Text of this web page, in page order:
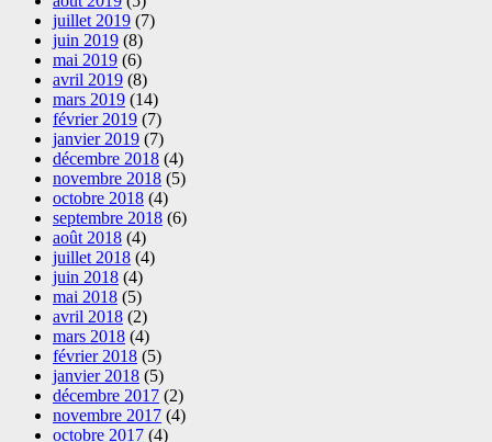
juillet 2019 (7)
juin 2019 (8)
mai 2019 (6)
avril 2019 (8)
mars 2019 (14)
février 2019 (7)
janvier 2019 (7)
décembre 2018 (4)
novembre 2018 (5)
octobre 2018 (4)
septembre 2018 (6)
août 2018 (4)
juillet 2018 (4)
juin 2018 (4)
mai 2018 (5)
avril 2018 (2)
mars 2018 (4)
février 2018 (5)
janvier 2018 (5)
décembre 2017 (2)
novembre 2017 (4)
octobre 2017 (4)